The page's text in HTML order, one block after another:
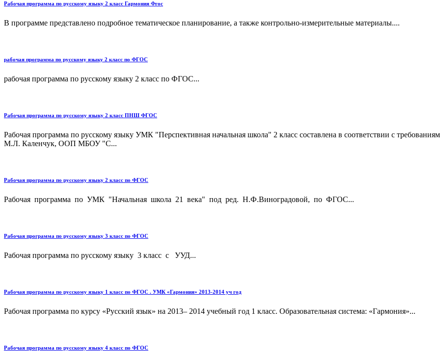
Рабочая программа по русскому языку 2 класс Гармония Фгос
В программе представлено подробное тематическое планирование, а также контрольно-измерительные материалы....
рабочая программа по русскому языку 2 класс по ФГОС
рабочая программа по русскому языку 2 класс по ФГОС...
Рабочая программа по русскому языку 2 класс ПНШ ФГОС
Рабочая программа по русскому языку УМК "Перспективная начальная школа" 2 класс составлена в соответствии с
М.Л. Каленчук, ООП МБОУ "С...
Рабочая программа по русскому языку 2 класс по ФГОС
Рабочая программа по УМК "Начальная школа 21 века" под ред. Н.Ф.Виноградовой, по ФГОС...
Рабочая программа по русскому языку 3 класс по ФГОС
Рабочая программа по русскому языку 3 класс с УУД...
Рабочая программа по русскому языку 1 класс по ФГОС . УМК «Гармония» 2013-2014 уч год
Рабочая программа по курсу «Русский язык» на 2013– 2014 учебный год 1 класс. Образовательная система: «Гармония»...
Рабочая программа по русскому языку 4 класс по ФГОС